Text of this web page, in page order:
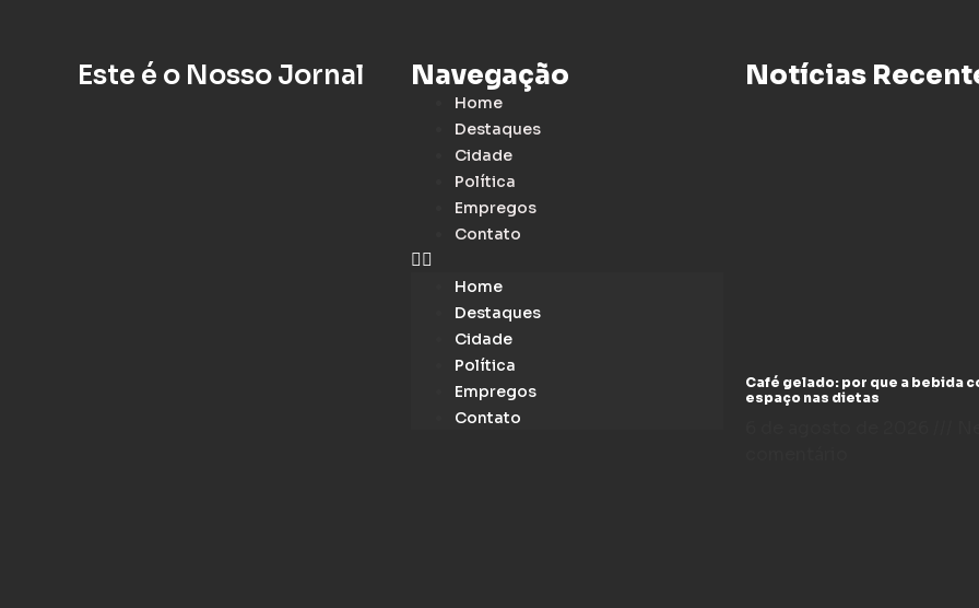
Este é o Nosso Jornal Navegação
Home
Destaques
Cidade
Política
Empregos
Contato
Home
Destaques
Cidade
Política
Empregos
Contato
Notícias
Café gelado: por que a bebida
espaço nas dietas